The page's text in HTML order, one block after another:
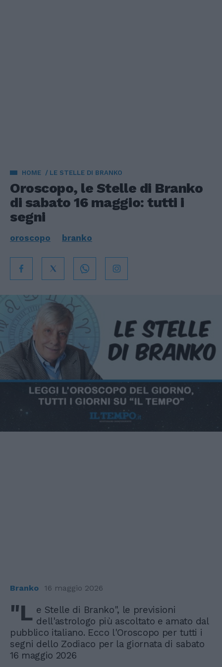
HOME LE STELLE DI BRANKO
Oroscopo, le Stelle di Branko
di sabato 16 maggio: tutti i
segni
oroscopo branko
Branko 16 maggio 2026
"L e Stelle di Branko", le previsioni
dell'astrologo più ascoltato e amato dal
pubblico italiano. Ecco l'Oroscopo per tutti i
segni dello Zodiaco per la giornata di sabato
16 maggio 2026